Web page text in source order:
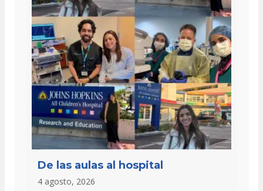
De las aulas al hospital
4 agosto, 2026